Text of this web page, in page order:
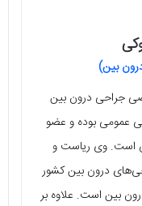
بین)
جراحی درون بین
عمومی بوده و عضو
است. وی ریاست و
درون بین کشور
بین است. علاوه بر